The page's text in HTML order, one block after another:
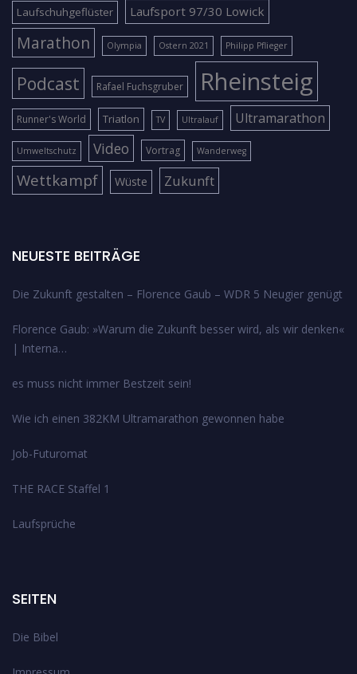
Laufschuhgeflüster Laufsport 97/30 Lowick
Marathon Olympia Ostern 2021 Philipp Pflieger
Podcast Rafael Fuchsgruber Rheinsteig
Runner's World Triatlon TV Ultralauf Ultramarathon
Umweltschutz Video Vortrag Wanderweg
Wettkampf Wüste Zukunft
NEUESTE BEITRÄGE
Die Zukunft gestalten – Florence Gaub – WDR 5 Neugier genügt
Florence Gaub: »Warum die Zukunft besser wird, als wir denken«
| Interna…
es muss nicht immer Bestzeit sein!
Wie ich einen 382KM Ultramarathon gewonnen habe
Job-Futuromat
THE RACE Staffel 1
Laufsprüche
SEITEN
Die Bibel